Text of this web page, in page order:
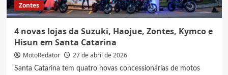
Zontes
4 novas lojas da Suzuki, Haojue, Zontes, Kymco e
Hisun em Santa Catarina
MotoRedator 27 de abril de 2026
Santa Catarina tem quatro novas concessionárias de motos